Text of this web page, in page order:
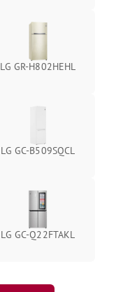
LG GR-H802HEHL
LG GC-B509SQCL
LG GC-Q22FTAKL